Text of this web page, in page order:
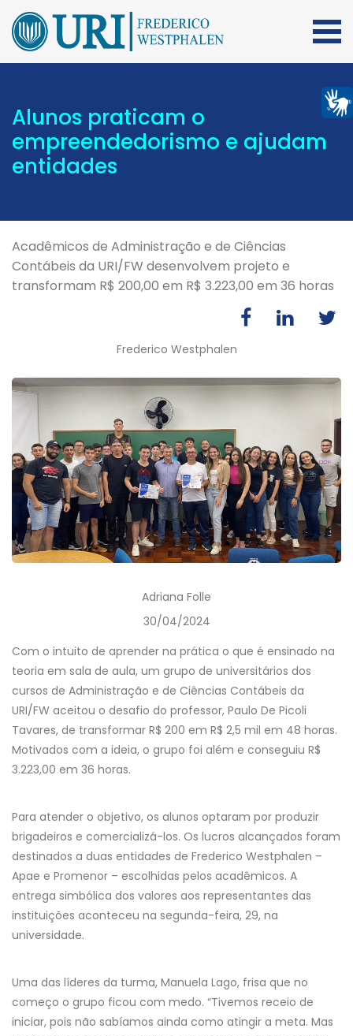
Alunos praticam o
empreendedorismo e ajudam
entidades
Acadêmicos de Administração e de Ciências
Contábeis da URI/FW desenvolvem projeto e
transformam R$ 200,00 em R$ 3.223,00 em 36 horas
Frederico Westphalen
Adriana Folle
30/04/2024
Com o intuito de aprender na prática o que é ensinado na
teoria em sala de aula, um grupo de universitários dos
cursos de Administração e de Ciências Contábeis da
URI/FW aceitou o desafio do professor, Paulo De Picoli
Tavares, de transformar R$ 200 em R$ 2,5 mil em 48 horas.
Motivados com a ideia, o grupo foi além e conseguiu R$
3.223,00 em 36 horas.
Para atender o objetivo, os alunos optaram por produzir
brigadeiros e comercializá-los. Os lucros alcançados foram
destinados a duas entidades de Frederico Westphalen –
Apae e Promenor – escolhidas pelos acadêmicos. A
entrega simbólica dos valores aos representantes das
instituições aconteceu na segunda-feira, 29, na
universidade.
Uma das líderes da turma, Manuela Lago, frisa que no
começo o grupo ficou com medo. “Tivemos receio de
iniciar, pois não sabíamos ainda como atingir a meta. Mas